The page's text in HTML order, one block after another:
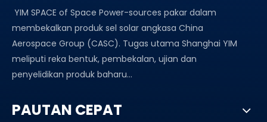
YIM SPACE of Space Power-sources pakar dalam
membekalkan produk sel solar angkasa China
Aerospace Group (CASC). Tugas utama Shanghai YIM
meliputi reka bentuk, pembekalan, ujian dan
penyelidikan produk baharu...
PAUTAN CEPAT